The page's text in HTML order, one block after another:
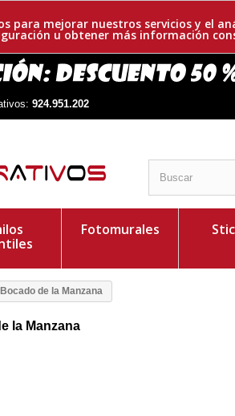
para mejorar nuestros servicios y el
u obtener más información
924.951.202
Fotomurales
Bocado de la Manzana
la Manzana